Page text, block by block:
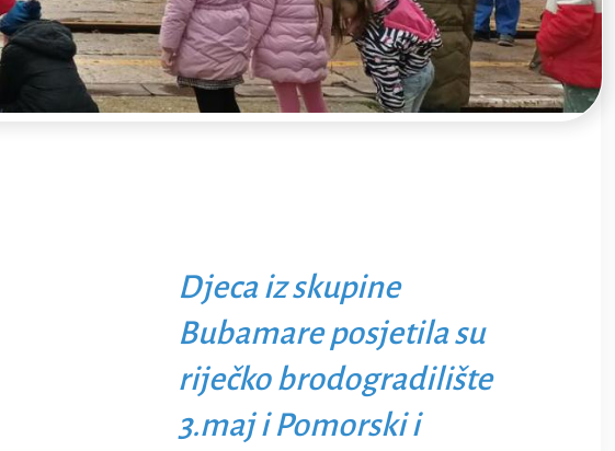
Djeca iz skupine
Bubamare posjetila su
riječko brodogradilište
3.maj i Pomorski i